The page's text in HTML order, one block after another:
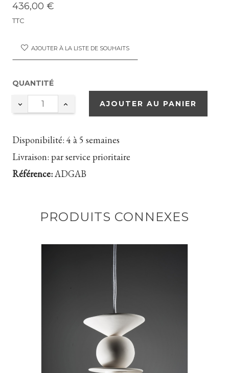
436,00 €
TTC
AJOUTER À LA LISTE DE SOUHAITS
QUANTITÉ
AJOUTER AU PANIER
Disponibilité: 4 à 5 semaines
Livraison: par service prioritaire
Référence:ADGAB
PRODUITS CONNEXES